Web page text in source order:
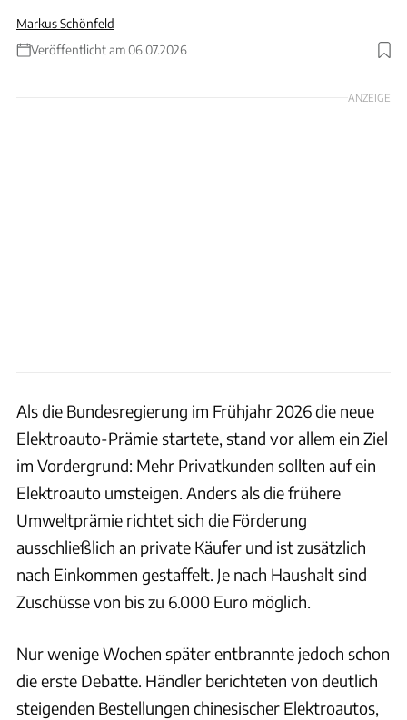
Markus Schönfeld
Veröffentlicht am 06.07.2026
Foto: Hartmanmn/Hersteller/Schönfeld
ANZEIGE
Als die Bundesregierung im Frühjahr 2026 die neue
Elektroauto-Prämie startete, stand vor allem ein Ziel
im Vordergrund: Mehr Privatkunden sollten auf ein
Elektroauto umsteigen. Anders als die frühere
Umweltprämie richtet sich die Förderung
ausschließlich an private Käufer und ist zusätzlich
nach Einkommen gestaffelt. Je nach Haushalt sind
Zuschüsse von bis zu 6.000 Euro möglich.
Nur wenige Wochen später entbrannte jedoch schon
die erste Debatte. Händler berichteten von deutlich
steigenden Bestellungen chinesischer Elektroautos,